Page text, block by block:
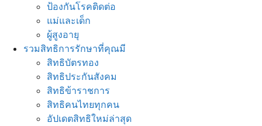
ป้องกันโรคติดต่อ
แม่และเด็ก
ผู้สูงอายุ
รวมสิทธิการรักษาที่คุณมี
สิทธิบัตรทอง
สิทธิประกันสังคม
สิทธิข้าราชการ
สิทธิคนไทยทุกคน
อัปเดตสิทธิใหม่ล่าสุด